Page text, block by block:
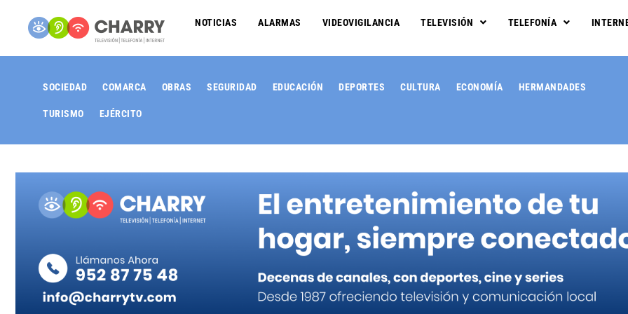
NOTICIAS ALARMAS VIDEOVIGILANCIA TELEVISIÓN TELEFONÍA
SOCIEDAD COMARCA OBRAS SEGURIDAD EDUCACIÓN DEPORTES CULTURA ECONOMÍA HERMANDADES
TURISMO EJÉRCITO